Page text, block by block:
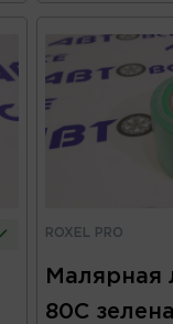
ROXEL PRO
Малярная
80C